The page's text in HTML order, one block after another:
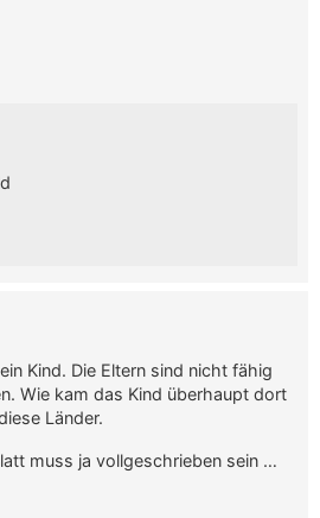
Kind. Die Eltern sind nicht fähig
Wie kam das Kind überhaupt dort
Länder.
muss ja vollgeschrieben sein …